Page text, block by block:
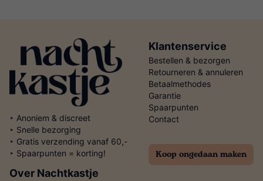
‣ Anoniem & discreet
‣ Snelle bezorging
‣ Gratis verzending vanaf 60,-
‣ Spaarpunten = korting!
Klantenservice
Bestellen & bezorgen
Retourneren & annuleren
Betaalmethodes
Garantie
Spaarpunten
Contact
Koop ongedaan maken
Over Nachtkastje